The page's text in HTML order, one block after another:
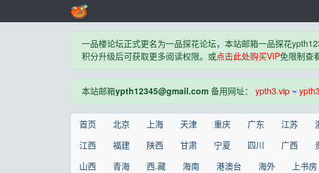
一品楼论坛正式更名为一品探花论坛，本站邮箱一品探花
积分升级后可获取更多阅读权限。或点击此处购买VIP免限制查
本站邮箱ypth12345@gmail.com备用网址： ypth3.vip~
首页 北京 上海 天津 重庆 广东 江苏
江西
福建 陕西 甘肃 宁夏 四川 广西
山西
青海 西.藏 海南 港澳台 海外 上书房